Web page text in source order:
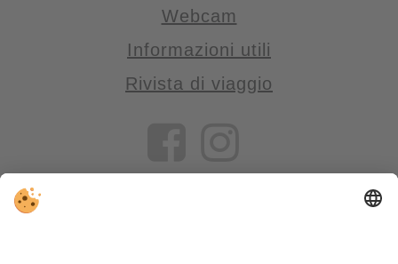
Webcam
Informazioni utili
Rivista di viaggio